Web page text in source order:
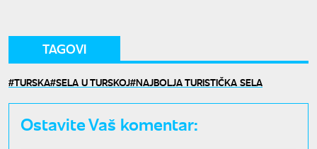
TAGOVI
TURSKA SELA U TURSKOJ NAJBOLJA TURISTIČKA SELA
Ostavite Vaš komentar: